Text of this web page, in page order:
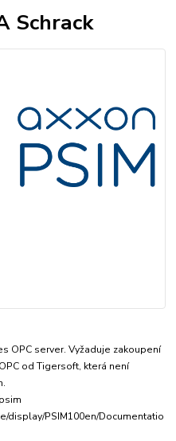
Schrack
OPC server. Vyžaduje zakoupení
od Tigersoft, která není
display/PSIM100en/Documentatio